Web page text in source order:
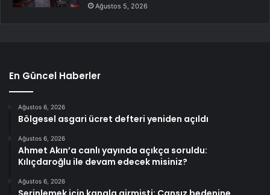
Ağustos 5, 2026
En Güncel Haberler
Ağustos 6, 2026
Bölgesel asgari ücret defteri yeniden açıldı
Ağustos 6, 2026
Ahmet Akın’a canlı yayında açıkça soruldu:
Kılıçdaroğlu ile devam edecek misiniz?
Ağustos 6, 2026